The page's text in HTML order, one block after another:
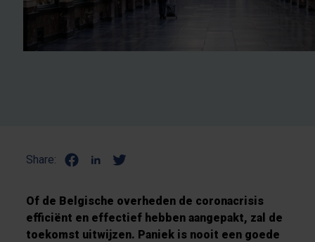
Share:
Of de Belgische overheden de coronacrisis
efficiënt en effectief hebben aangepakt, zal de
toekomst uitwijzen. Paniek is nooit een goede